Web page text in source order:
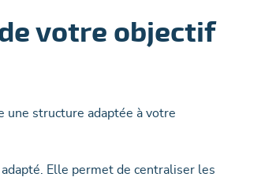
votre objectif
une structure adaptée à votre
Elle permet de centraliser les